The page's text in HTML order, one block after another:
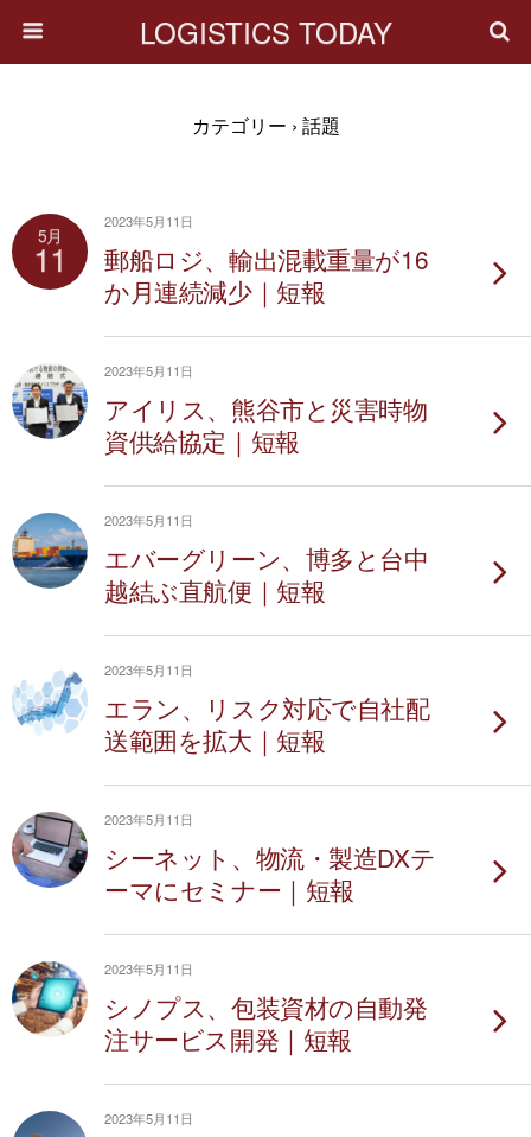
LOGISTICS TODAY
カテゴリー › 話題
5月
11
2023年5月11日
郵船ロジ、輸出混載重量が16
か月連続減少｜短報
2023年5月11日
アイリス、熊谷市と災害時物
資供給協定｜短報
2023年5月11日
エバーグリーン、博多と台中
越結ぶ直航便｜短報
2023年5月11日
エラン、リスク対応で自社配
送範囲を拡大｜短報
2023年5月11日
シーネット、物流・製造DXテ
ーマにセミナー｜短報
2023年5月11日
シノプス、包装資材の自動発
注サービス開発｜短報
2023年5月11日